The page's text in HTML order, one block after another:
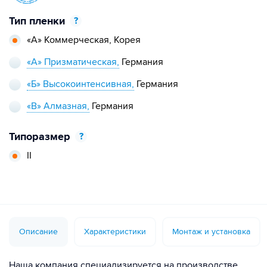
Тип пленки
?
«А» Коммерческая, Корея
«А» Призматическая, Германия
«Б» Высокоинтенсивная, Германия
«В» Алмазная, Германия
Типоразмер
?
II
Описание Характеристики Монтаж и установка